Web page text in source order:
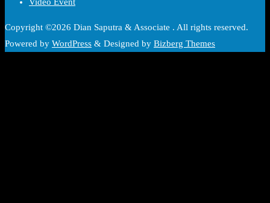
Video Event
Copyright ©2026 Dian Saputra & Associate . All rights reserved.
Powered by WordPress & Designed by Bizberg Themes